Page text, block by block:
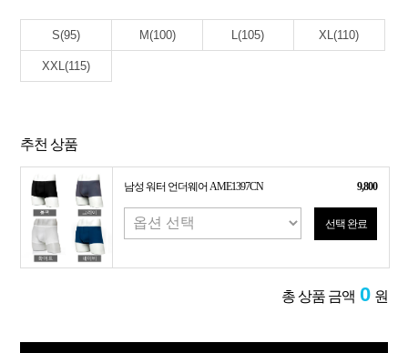
S(95) M(100) L(105) XL(110)
XXL(115)
추천 상품
남성 워터 언더웨어 AME1397CN 9,800
선택 완료
총 상품 금액 0 원